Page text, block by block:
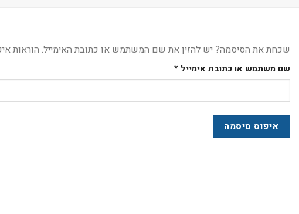
שכחת את הסיסמה? יש להזין את שם המשתמש או כתובת האימייל. הוראות
שם משתמש או כתובת אימייל *
איפוס סיסמה